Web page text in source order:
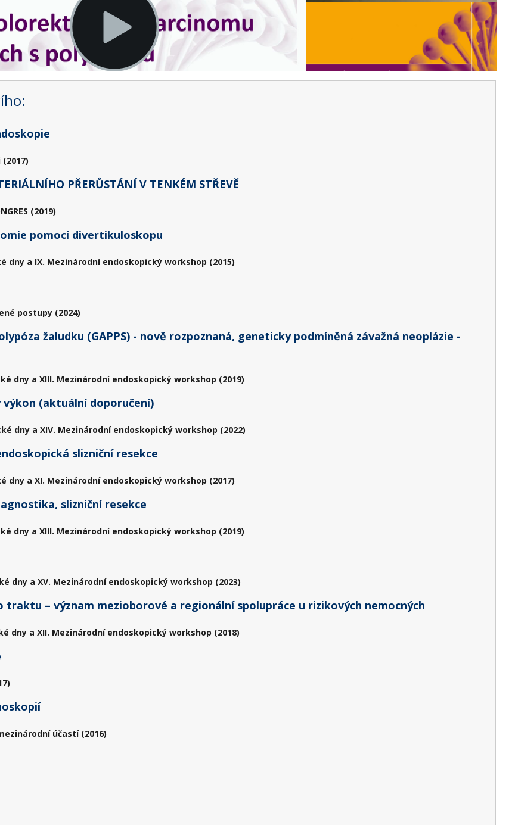
PŘERŮSTÁNÍ V TENKÉM STŘEVĚ
(2019)
pomocí divertikuloskopu
a IX. Mezinárodní endoskopický workshop (2015)
postupy (2024)
žaludku (GAPPS) - nově rozpoznaná, geneticky podmíněná závažná neoplázie -
dny a XIII. Mezinárodní endoskopický workshop (2019)
(aktuální doporučení)
dny a XIV. Mezinárodní endoskopický workshop (2022)
slizniční resekce
a XI. Mezinárodní endoskopický workshop (2017)
slizniční resekce
dny a XIII. Mezinárodní endoskopický workshop (2019)
dny a XV. Mezinárodní endoskopický workshop (2023)
– význam mezioborové a regionální spolupráce u rizikových nemocných
a XII. Mezinárodní endoskopický workshop (2018)
účastí (2016)